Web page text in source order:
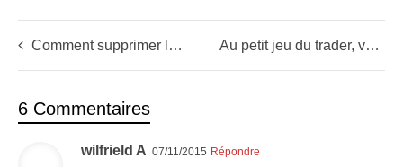
Comment supprimer le plus gros risque de ses swing trades? Au petit jeu du trader, voilà les pertes qui font mal
6 Commentaires
wilfrield A 07/11/2015 Répondre